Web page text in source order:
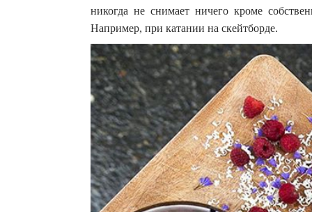
никогда не снимает ничего кроме
Например, при катании на скейтборде.